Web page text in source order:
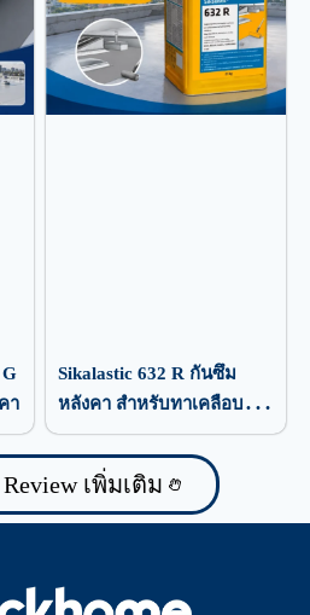
า
Sikalastic 632 R กันซึม
หลังคา สำหรับทาเคลือบ
ป้องกันน้ำรั่วซึม
เพิ่มเติม